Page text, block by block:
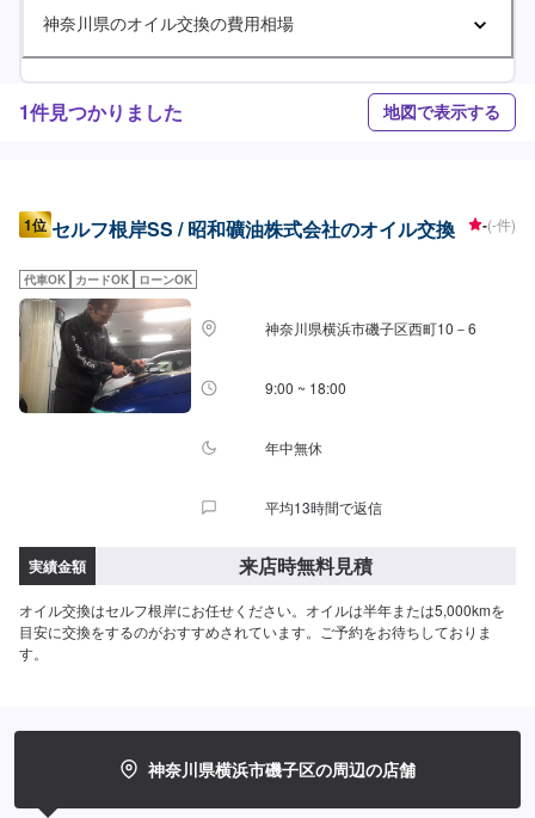
神奈川県のオイル交換の費用相場
1件見つかりました 地図で表示する
1位 セルフ根岸SS / 昭和礦油株式会社のオイル交換 -(-件)
代車OK カードOK ローンOK
神奈川県横浜市磯子区西町10－6
9:00 ~ 18:00
年中無休
平均13時間で返信
実績金額 来店時無料見積
オイル交換はセルフ根岸にお任せください。オイルは半年または5,000kmを
目安に交換をするのがおすすめされています。ご予約をお待ちしておりま
す。
神奈川県横浜市磯子区の周辺の店舗